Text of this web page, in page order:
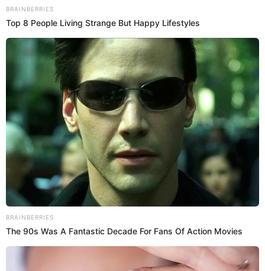
Caos total en Wilson: fue a reclamar por su
computadora y terminó en una 'pelea campal'
entre clientes y técnicos
El conflicto ocurrió en el segundo piso del centro comercial,
ignorando la presencia de niños y mujeres. La intervención de
seguridad no pudo controlar la situación.
Alannis Castañeda
Cercado de Lima
13 Oct 2025 | 21:02 h